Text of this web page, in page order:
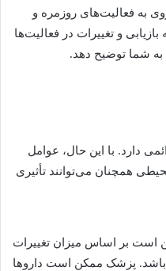
به فعالیت‌های روزمره و
و تغییرات در فعالیت‌ها
به شما توضیح دهد.
دارد. با این حال، عوامل
همچنان می‌توانند تأثیری
است بر اساس میزان تغییرات
باشد. پزشک ممکن است داروها